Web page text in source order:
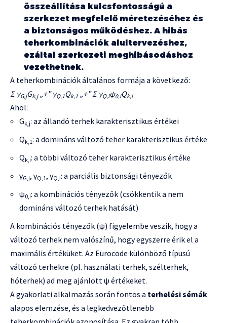
összeállítása kulcsfontosságú a
szerkezet megfelelő méretezéséhez és
a biztonságos működéshez. A hibás
teherkombinációk alultervezéshez,
ezáltal szerkezeti meghibásodáshoz
vezethetnek.
A teherkombinációk általános formája a következő:
Σ γG,jGk,j„+” γQ,1Qk,1 „+” Σ γQ,iψ0,iQk,i
Ahol:
Gk,j: az állandó terhek karakterisztikus értékei
Qk,1: a domináns változó teher karakterisztikus értéke
Qk,i: a többi változó teher karakterisztikus értéke
γG,j, γQ,1, γQ,i: a parciális biztonsági tényezők
ψ0,i: a kombinációs tényezők (csökkentik a nem
domináns változó terhek hatását)
A kombinációs tényezők (ψ) figyelembe veszik, hogy a
változó terhek nem valószínű, hogy egyszerre érik el a
maximális értéküket. Az Eurocode különböző típusú
változó terhekre (pl. használati terhek, szélterhek,
hóterhek) ad meg ajánlott ψ értékeket.
A gyakorlati alkalmazás során fontos a terhelési sémák
alapos elemzése, és a legkedvezőtlenebb